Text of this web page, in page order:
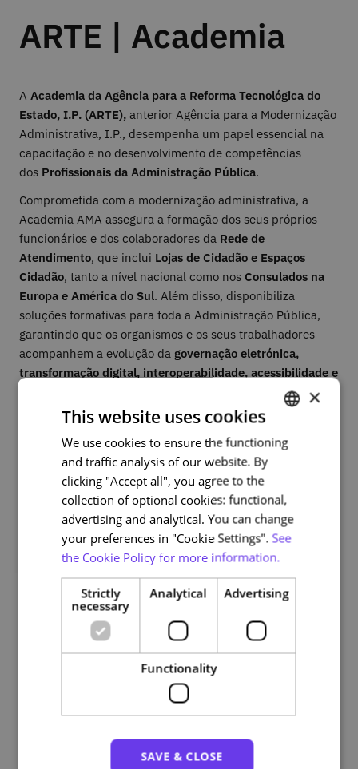
ARTE | Academia
A Academia da Agência para a Reforma Tecnológica do
Estado, I.P. (ARTE), anterior Agência para a Modernização
Administrativa, I.P., desempenha um papel essencial na
capacitação e no desenvolvimento de competências
dos Profissionais da Administração Pública.
Comprometida com a modernização administrativa, a
Academia AMA assegura a formação dos seus próprios
funcionários e dos colaboradores da Rede de
Atendimento, que inclui Lojas de Cidadão e Espaços
Cidadão, tanto a nível nacional como nos Consulados na
Europa e América do Sul. Além disso, disponibiliza
soluções formativas para toda a Administração Pública,
garantindo que os organismos e os seus trabalhadores
acompanhem a evolução da governação eletrónica,
transformação digital, interoperabilidade, acessibilidade e
Esta Academia contribui ativamente para asimplificação
dos processos internosda Administração Pública e para o
fortalecimento da relação entre os organismos e os
cidadãos. Para isso, desenvolve programas de formação
adaptados às necessidades específicas dos seus parceiros
públicos e privados, nacionais e internacionais,
promovendo metodologias pedagógicas inovadoras,
incluindoformação presencial, eLearning e virtual action
Além da capacitação dos profissionais do setor público,
também desenvolve cursos específicos para os cidadãos
nas suas áreas de especialidade. Com estas formações,
leva o conhecimento sobreidentidade digital e
a toda a população, promovendo a
literacia digital e a inclusão no uso dos serviços públicos
digitais.
cursos eLearningda Academia da ARTE disponíveis
sãogratuitos e certificados
PORTUGUESE
ENGLISH
×
This website uses cookies
We use cookies to ensure the functioning
and traffic analysis of our website. By
clicking "Accept all", you agree to the
collection of optional cookies: functional,
advertising and analytical. You can change
your preferences in "Cookie Settings". See
the Cookie Policy for more information.
Strictly
necessary
Analytical Advertising
Functionality
SAVE & CLOSE